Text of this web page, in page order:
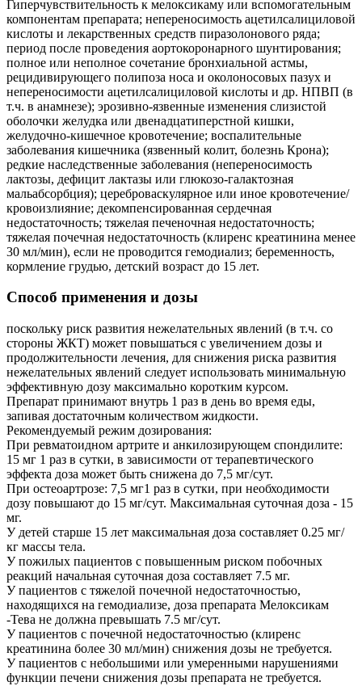
Гиперчувствительность к мелоксикаму или вспомогательным
компонентам препарата; непереносимость ацетилсалициловой
кислоты и лекарственных средств пиразолонового ряда;
период после проведения аортокоронарного шунтирования;
полное или неполное сочетание бронхиальной астмы,
рецидивирующего полипоза носа и околоносовых пазух и
непереносимости ацетилсалициловой кислоты и др. НПВП (в
т.ч. в анамнезе); эрозивно-язвенные изменения слизистой
оболочки желудка или двенадцатиперстной кишки,
желудочно-кишечное кровотечение; воспалительные
заболевания кишечника (язвенный колит, болезнь Крона);
редкие наследственные заболевания (непереносимость
лактозы, дефицит лактазы или глюкозо-галактозная
мальабсорбция); цереброваскулярное или иное кровотечение/
кровоизлияние; декомпенсированная сердечная
недостаточность; тяжелая печеночная недостаточность;
тяжелая почечная недостаточность (клиренс креатинина менее
30 мл/мин), если не проводится гемодиализ; беременность,
кормление грудью, детский возраст до 15 лет.
Способ применения и дозы
поскольку риск развития нежелательных явлений (в т.ч. со
стороны ЖКТ) может повышаться с увеличением дозы и
продолжительности лечения, для снижения риска развития
нежелательных явлений следует использовать минимальную
эффективную дозу максимально коротким курсом.
Препарат принимают внутрь 1 раз в день во время еды,
запивая достаточным количеством жидкости.
Рекомендуемый режим дозирования:
При ревматоидном артрите и анкилозирующем спондилите:
15 мг 1 раз в сутки, в зависимости от терапевтического
эффекта доза может быть снижена до 7,5 мг/сут.
При остеоартрозе: 7,5 мг1 раз в сутки, при необходимости
дозу повышают до 15 мг/сут. Максимальная суточная доза - 15
мг.
У детей старше 15 лет максимальная доза составляет 0.25 мг/
кг массы тела.
У пожилых пациентов с повышенным риском побочных
реакций начальная суточная доза составляет 7.5 мг.
У пациентов с тяжелой почечной недостаточностью,
находящихся на гемодиализе, доза препарата Мелоксикам
-Тева не должна превышать 7.5 мг/сут.
У пациентов с почечной недостаточностью (клиренс
креатинина более 30 мл/мин) снижения дозы не требуется.
У пациентов с небольшими или умеренными нарушениями
функции печени снижения дозы препарата не требуется.